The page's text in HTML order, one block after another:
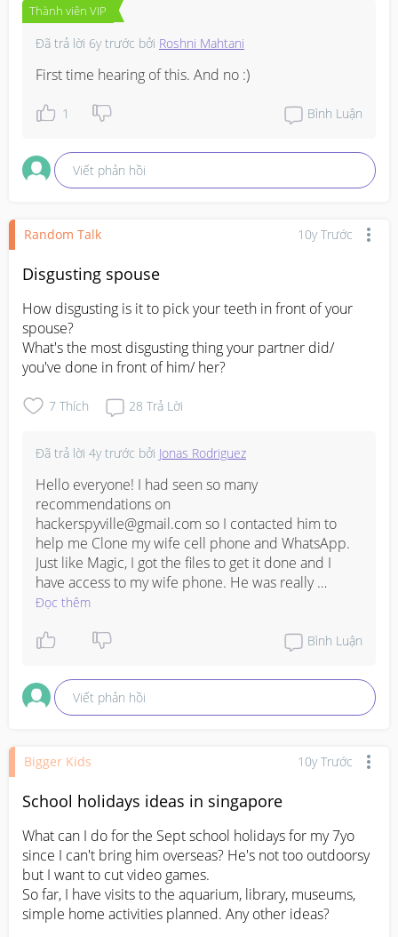
Thành viên VIP
Đã trả lời 6y trước bởi Roshni Mahtani
First time hearing of this. And no :)
1 Bình Luận
Viết phản hồi
Random Talk 10y Trước
Disgusting spouse
How disgusting is it to pick your teeth in front of your
spouse?
What's the most disgusting thing your partner did/
you've done in front of him/ her?
7 Thích 28 Trả Lời
Đã trả lời 4y trước bởi Jonas Rodriguez
Hello everyone! I had seen so many
recommendations on
hackerspyville@gmail.com so I contacted him to
help me Clone my wife cell phone and WhatsApp.
Just like Magic, I got the files to get it done and I
have access to my wife phone. He was really
efficient and I have access to everything including
What I like about the job is that it cannot be trace. I
satisfied customer.
WWW.HACKERSPYVILLE.COM
Đọc thêm
Bình Luận
Viết phản hồi
Bigger Kids 10y Trước
School holidays ideas in singapore
What can I do for the Sept school holidays for my 7yo
since I can't bring him overseas? He's not too outdoorsy
but I want to cut video games.
So far, I have visits to the aquarium, library, museums,
simple home activities planned. Any other ideas?